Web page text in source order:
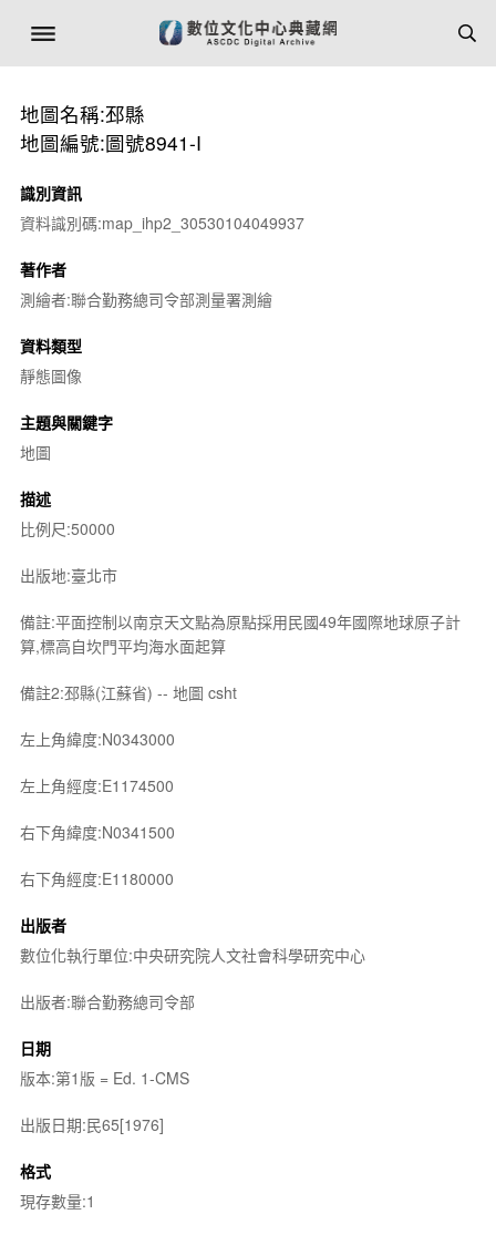
地圖名稱:邳縣
地圖編號:圖號8941-I
識別資訊
資料識別碼:map_ihp2_30530104049937
著作者
測繪者:聯合勤務總司令部測量署測繪
資料類型
靜態圖像
主題與關鍵字
地圖
描述
比例尺:50000
出版地:臺北市
備註:平面控制以南京天文點為原點採用民國49年國際地球原子計
算,標高自坎門平均海水面起算
備註2:邳縣(江蘇省) -- 地圖 csht
左上角緯度:N0343000
左上角經度:E1174500
右下角緯度:N0341500
右下角經度:E1180000
出版者
數位化執行單位:中央研究院人文社會科學研究中心
出版者:聯合勤務總司令部
日期
版本:第1版 = Ed. 1-CMS
出版日期:民65[1976]
格式
現存數量:1